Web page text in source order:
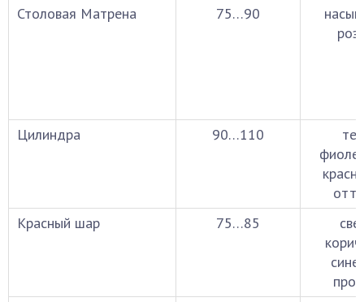
Столовая Матрена 75…90
Цилиндра 90…110
Красный шар
75…85